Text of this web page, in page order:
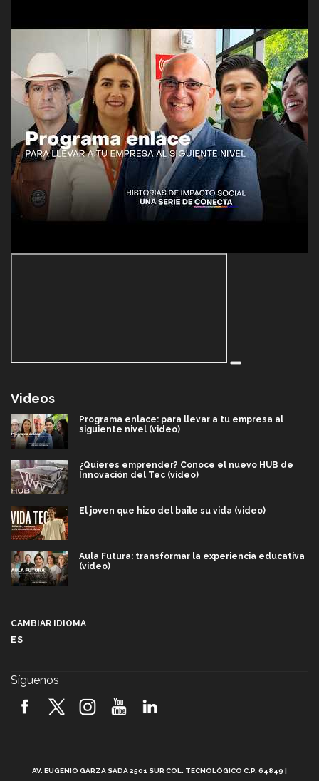
Videos
Programa enlace: para llevar a tu empresa al
siguiente nivel (video)
¿Quieres emprender? Conoce el nuevo HUB de
Innovación del Tec (video)
El joven que hizo del baile su vida (video)
Aula Futura: transformar la experiencia educativa
(video)
2026! (video)
CAMBIAR IDIOMA
ES
Síguenos
AV. EUGENIO GARZA SADA 2501 SUR COL. TECNOLÓGICO C.P. 64849 |